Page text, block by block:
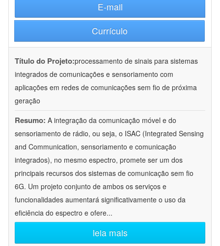
E-mail
Currículo
Título do Projeto:processamento de sinais para sistemas
integrados de comunicações e sensoriamento com
aplicações em redes de comunicações sem fio de próxima
geração
Resumo: A integração da comunicação móvel e do
sensoriamento de rádio, ou seja, o ISAC (Integrated Sensing
and Communication, sensoriamento e comunicação
integrados), no mesmo espectro, promete ser um dos
principais recursos dos sistemas de comunicação sem fio
6G. Um projeto conjunto de ambos os serviços e
funcionalidades aumentará significativamente o uso da
eficiência do espectro e ofere...
leia mais